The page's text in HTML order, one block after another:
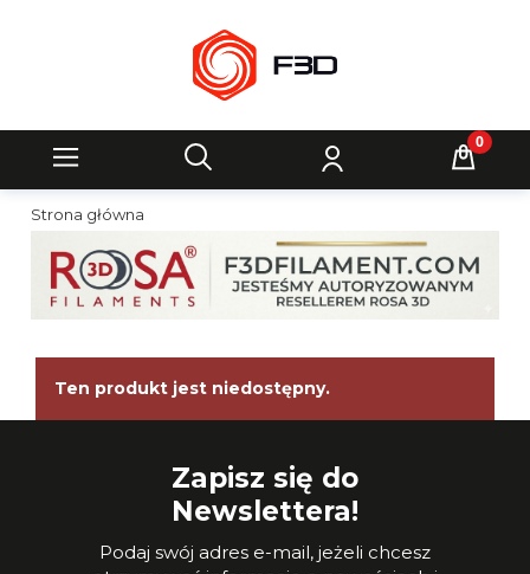
Strona główna
Ten produkt jest niedostępny.
Zapisz się do
Newslettera!
Podaj swój adres e-mail, jeżeli chcesz